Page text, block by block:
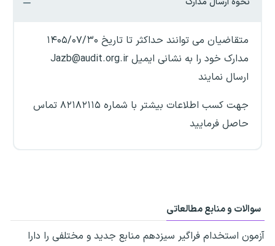
متقاضیان می توانند حداکثر تا تاریخ ۱۴۰۵/۰۷/۳۰
مدارک خود را به نشانی ایمیل Jazb@audit.org.ir
ارسال نمایند
جهت کسب اطلاعات بیشتر با شماره ۸۲۱۸۲۱۱۵ تماس
حاصل فرمایید
سوالات و منابع مطالعاتی
آزمون استخدام فراگیر سیزدهم منابع جدید و مختلفی را دارا